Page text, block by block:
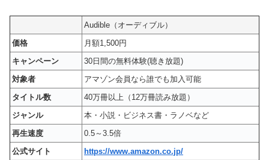
Audible（オーディブル）
価格
月額1,500円
キャンペーン
30日間の無料体験(聴き放題)
対象者
アマゾン会員なら誰でも加入可能
タイトル数
40万冊以上（12万冊読み放題）
ジャンル
本・小説・ビジネス書・ラノベなど
再生速度
0.5～3.5倍
公式サイト
https://www.amazon.co.jp/